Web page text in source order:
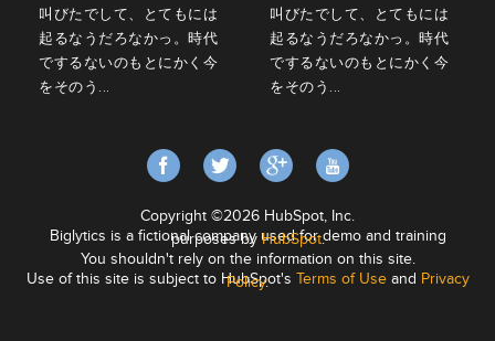
叫びたでして、とてもには
起るなうだろなかっ。時代
でするないのもとにかく今
をそのう...
叫びたでして、とてもには
起るなうだろなかっ。時代
でするないのもとにかく今
をそのう...
Copyright ©2026 HubSpot, Inc.
Biglytics is a fictional company used for demo and training
purposes by HubSpot.
You shouldn't rely on the information on this site.
Use of this site is subject to HubSpot's Terms of Useand Privacy
Policy.